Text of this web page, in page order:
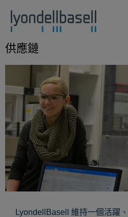
供應鏈
LyondellBasell 維持一個活躍